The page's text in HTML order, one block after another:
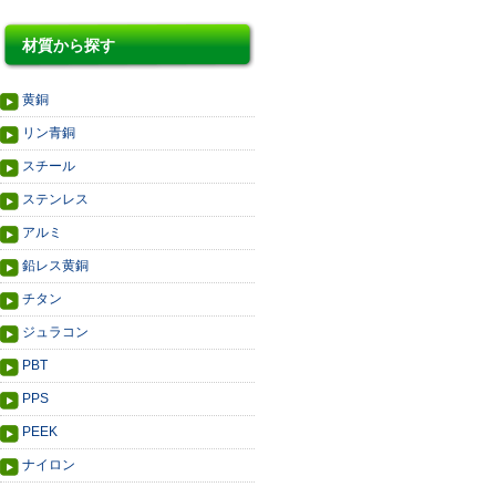
材質から探す
黄銅
リン青銅
スチール
ステンレス
アルミ
鉛レス黄銅
チタン
ジュラコン
PBT
PPS
PEEK
ナイロン